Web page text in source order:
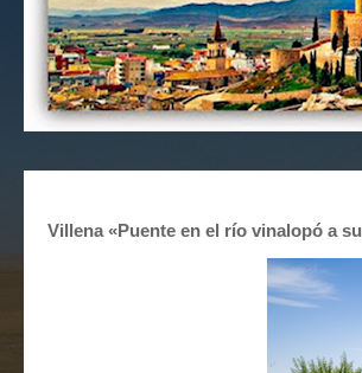
Villena «Puente en el río vinalopó a